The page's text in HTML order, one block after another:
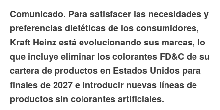
Comunicado. Para satisfacer las necesidades y
preferencias dietéticas de los consumidores,
Kraft Heinz está evolucionando sus marcas, lo
que incluye eliminar los colorantes FD&C de su
cartera de productos en Estados Unidos para
finales de 2027 e introducir nuevas líneas de
productos sin colorantes artificiales.